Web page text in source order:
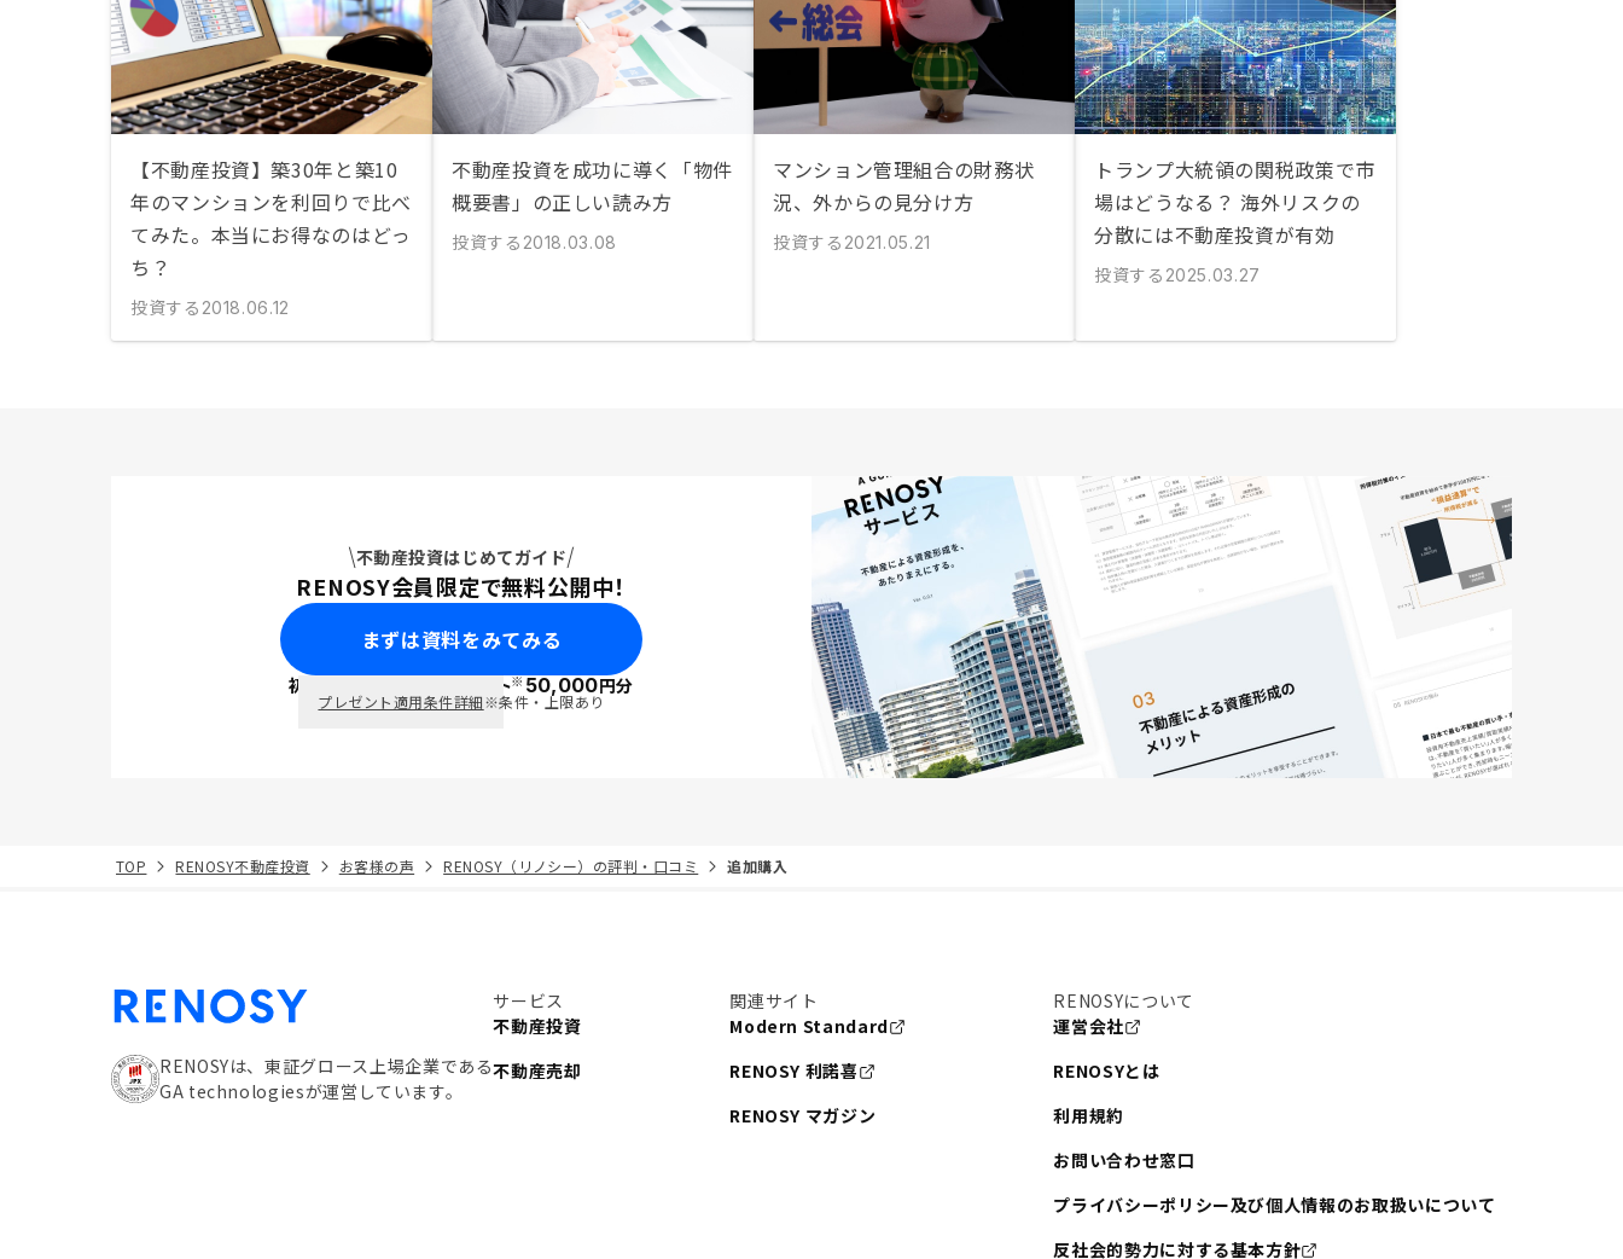
【不動産投資】築30年と築10
年のマンションを利回りで比べ
てみた。本当にお得なのはどっ
ち？
投資する 2018.06.12
不動産投資を成功に導く「物件
概要書」の正しい読み方
投資する 2018.03.08
マンション管理組合の財務状
況、外からの見分け方
投資する 2021.05.21
トランプ大統領の関税政策で市
場はどうなる？ 海外リスクの
分散には不動産投資が有効
投資する 2025.03.27
不動産投資はじめてガイド
RENOSY会員限定で無料公開中！
まずは資料をみてみる
初回面談で ポイント※50,000円分
プレゼント適用条件詳細※条件・上限あり
TOP RENOSY不動産投資 お客様の声 RENOSY（リノシー）の評判・口コミ 追加購入
RENOSYは、東証グロース上場企業である
GA technologiesが運営しています。
サービス
不動産投資
不動産売却
関連サイト
Modern Standard
RENOSY 利諾喜
RENOSY マガジン
RENOSYについて
運営会社
RENOSYとは
利用規約
お問い合わせ窓口
プライバシーポリシー及び個人情報のお取扱いについて
反社会的勢力に対する基本方針